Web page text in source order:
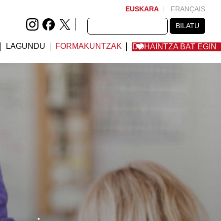
EUSKARA FRANÇAIS
BILATU BILATU
LAGUNDU FORMAKUNTZAK DOHAINTZA BAT EGIN